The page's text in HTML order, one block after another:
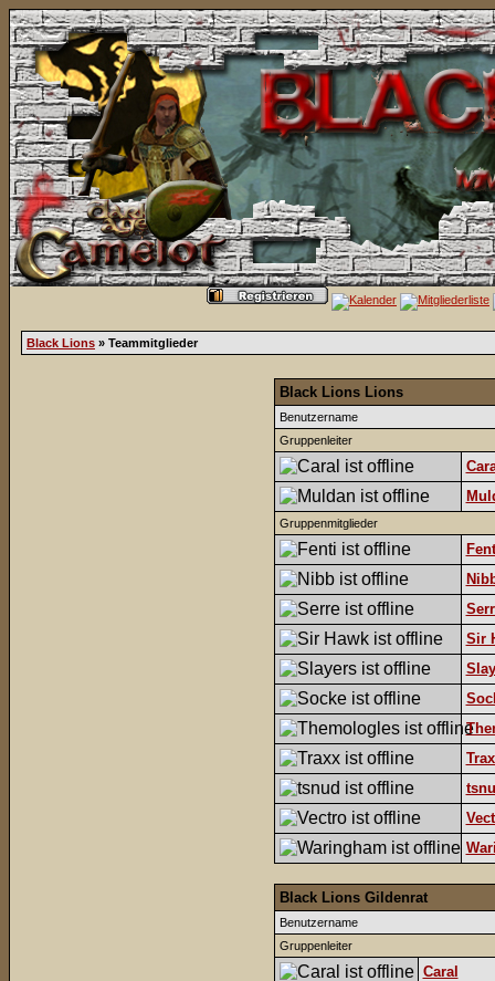
Black Lions » Teammitglieder
Black Lions Lions
Benutzername
Gruppenleiter
Gruppenmitglieder
Sir
Black Lions Gildenrat
Benutzername
Gruppenleiter
Caral